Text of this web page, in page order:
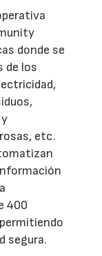
donde se
de los
etc.
400
segura.